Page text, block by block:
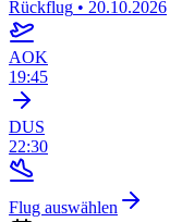
Rückflug • 20.10.2026
AOK
19:45
DUS
22:30
Flug auswählen